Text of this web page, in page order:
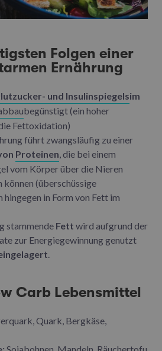
Folgen einer
Ernährung
und Insulinspiegelsim
begünstigt (ein hoher
Fettoxidation)
führt zwangsläufig zu einer
Proteinen, die bei einem
vom Körper über die Nieren
können (überschüssige
in Form von Fett im
stammende Fett wird aufgrund der
zur Energiegewinnung genutzt
.
Carb Lebensmittel
Quark, Bergkäse,